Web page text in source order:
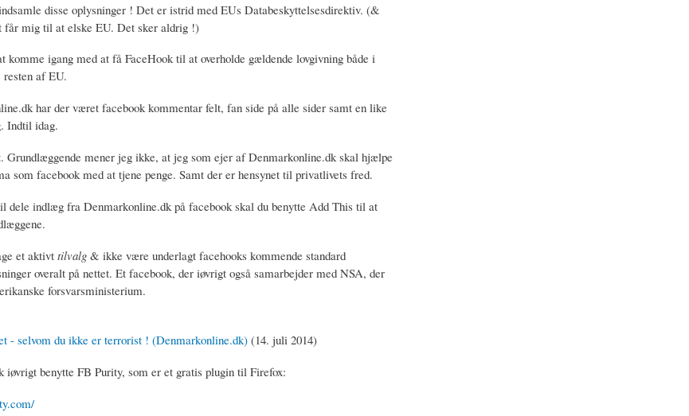
disse oplysninger ! Det er istrid med EUs Databeskyttelsesdirektiv. (&
får mig til at elske EU. Det sker aldrig !)
komme igang med at få FaceHook til at overholde gældende lovgivning både i
af EU.
har der været facebook kommentar felt, fan side på alle sider samt en like
Indtil idag.
Grundlæggende mener jeg ikke, at jeg som ejer af Denmarkonline.dk skal hjælpe
som facebook med at tjene penge. Samt der er hensynet til privatlivets fred.
dele indlæg fra Denmarkonline.dk på facebook skal du benytte Add This til at
et aktivt tilvalg& ikke være underlagt facehooks kommende standard
overalt på nettet. Et facebook, der iøvrigt også samarbejder med NSA, der
forsvarsministerium.
- selvom du ikke er terrorist ! (Denmarkonline.dk)(14. juli 2014)
iøvrigt benytte FB Purity, som er et gratis plugin til Firefox: